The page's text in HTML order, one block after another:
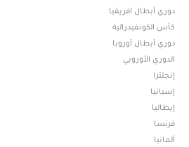
دوري أبطال افريقيا
كأس الكونفيدرالية
دوري أبطال أوروبا
الدوري الأوروبي
إنجلترا
إسبانيا
إيطاليا
فرنسا
ألمانيا